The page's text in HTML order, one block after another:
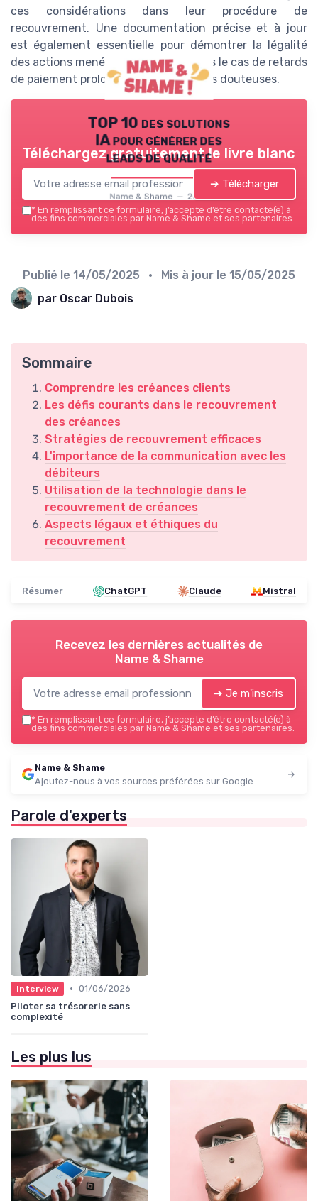
ces considérations dans leur procédure de
recouvrement. Une documentation précise et à jour
est également essentielle pour démontrer la légalité
des actions menées, notamment dans le cas de retards
de paiement prolongés ou de créances douteuses.
TOP 10 des solutions
IA pour générer des
leads de qualité
Name & Shame — 2026
Téléchargez gratuitement le livre blanc
➔ Télécharger
* En remplissant ce formulaire, j’accepte d’être contacté(e) à
des fins commerciales par Name & Shame et ses partenaires.
Publié le 14/05/2025 • Mis à jour le 15/05/2025
par Oscar Dubois
Sommaire
Comprendre les créances clients
Les défis courants dans le recouvrement
des créances
Stratégies de recouvrement efficaces
L'importance de la communication avec les
débiteurs
Utilisation de la technologie dans le
recouvrement de créances
Aspects légaux et éthiques du
recouvrement
Résumer ChatGPT Claude Mistral
Recevez les dernières actualités de
Name & Shame
➔ Je m'inscris
* En remplissant ce formulaire, j’accepte d’être contacté(e) à
des fins commerciales par Name & Shame et ses partenaires.
Name & Shame
Ajoutez-nous à vos sources préférées sur Google
Parole d'experts
Interview • 01/06/2026
Piloter sa trésorerie sans
complexité
Les plus lus